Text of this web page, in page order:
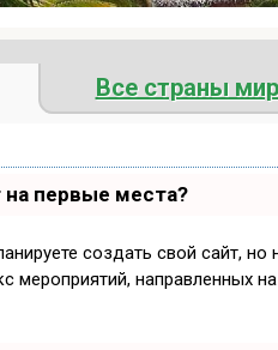
Все страны
на первые места?
создать свой сайт,
мероприятий, направленных